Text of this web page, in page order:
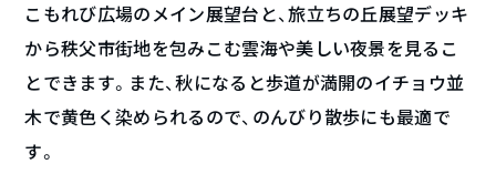
こもれび広場のメイン展望台と、旅立ちの丘展望デッキ
から秩父市街地を包みこむ雲海や美しい夜景を見るこ
とできます。また、秋になると歩道が満開のイチョウ並
木で黄色く染められるので、のんびり散歩にも最適で
す。